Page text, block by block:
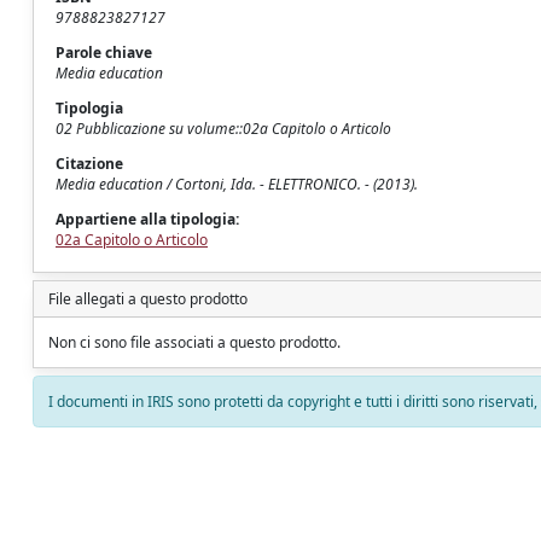
9788823827127
Parole chiave
Media education
Tipologia
02 Pubblicazione su volume::02a Capitolo o Articolo
Citazione
Media education / Cortoni, Ida. - ELETTRONICO. - (2013).
Appartiene alla tipologia:
02a Capitolo o Articolo
File allegati a questo prodotto
Non ci sono file associati a questo prodotto.
I documenti in IRIS sono protetti da copyright e tutti i diritti sono